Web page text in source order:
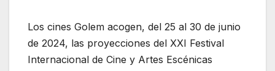
Los cines Golem acogen, del 25 al 30 de junio
de 2024, las proyecciones del XXI Festival
Internacional de Cine y Artes Escénicas